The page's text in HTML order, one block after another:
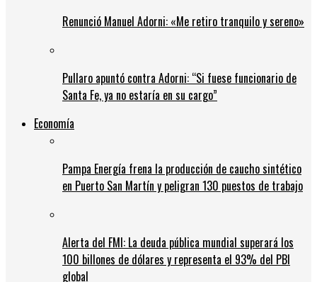
Renunció Manuel Adorni: «Me retiro tranquilo y sereno»
Pullaro apuntó contra Adorni: “Si fuese funcionario de
Santa Fe, ya no estaría en su cargo”
Economía
Pampa Energía frena la producción de caucho sintético
en Puerto San Martín y peligran 130 puestos de trabajo
Alerta del FMI: La deuda pública mundial superará los
100 billones de dólares y representa el 93% del PBI
global